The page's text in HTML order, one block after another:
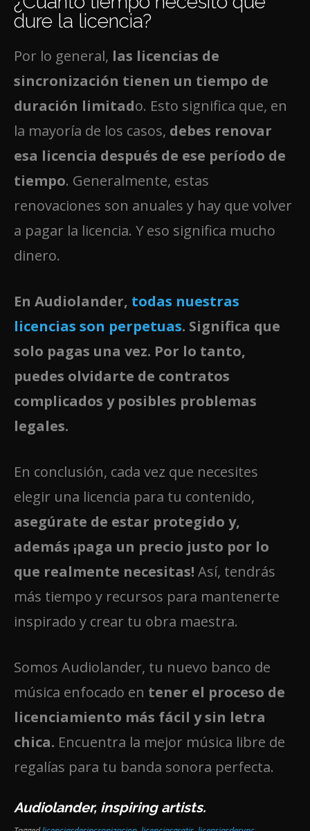
dure la licencia?
Por lo general, las licencias de
sincronización tienen un tiempo de
duración limitado. Esto significa que, en
la mayoría de los casos, debes renovar
esa licencia después de ese período de
tiempo. Generalmente, estas
renovaciones son anuales y hay que volver
a pagar la licencia. Y eso significa mucho
dinero.
En Audiolander, todas nuestras
licencias son perpetuas. Significa que
solo pagas una vez. Por lo tanto,
puedes olvidarte de contratos
complicados y posibles problemas
legales.
En conclusión, cada vez que necesites
elegir una licencia para tu contenido,
asegúrate de estar protegido y,
además ¡paga un precio justo por lo
que realmente necesitas! Así, tendrás
más tiempo y recursos para mantenerte
inspirado y crear tu obra maestra.
Somos Audiolander, tu nuevo banco de
música enfocado en tener el proceso de
licenciamiento más fácil y sin letra
chica. Encuentra la mejor música libre de
regalías para tu banda sonora perfecta.
Audiolander, inspiring artists.